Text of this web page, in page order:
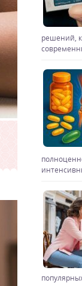
решений,